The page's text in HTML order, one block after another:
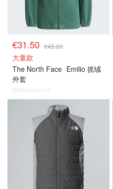
€31.50 €45.00
大童款
The North Face Emilio 抓绒
外套
@dealmoon.fr